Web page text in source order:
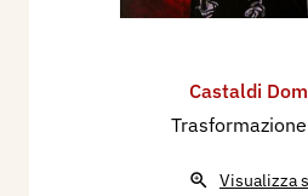
Castaldi
Trasformazione
Visualizza